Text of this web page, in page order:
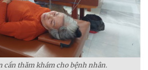
cần thăm khám cho bệnh nhân.